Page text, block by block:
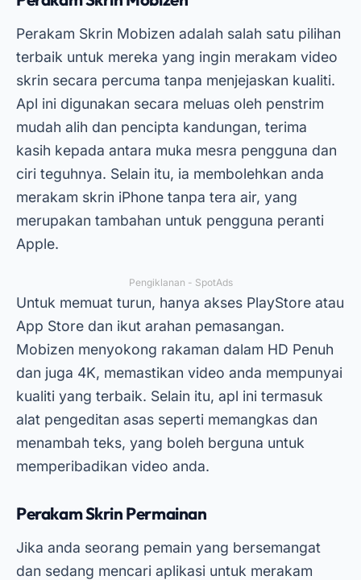
Perakam Skrin Mobizen adalah salah satu pilihan
terbaik untuk mereka yang ingin merakam video
skrin secara percuma tanpa menjejaskan kualiti.
Apl ini digunakan secara meluas oleh penstrim
mudah alih dan pencipta kandungan, terima
kasih kepada antara muka mesra pengguna dan
ciri teguhnya. Selain itu, ia membolehkan anda
merakam skrin iPhone tanpa tera air, yang
merupakan tambahan untuk pengguna peranti
Apple.
Pengiklanan - SpotAds
Untuk memuat turun, hanya akses PlayStore atau
App Store dan ikut arahan pemasangan.
Mobizen menyokong rakaman dalam HD Penuh
dan juga 4K, memastikan video anda mempunyai
kualiti yang terbaik. Selain itu, apl ini termasuk
alat pengeditan asas seperti memangkas dan
menambah teks, yang boleh berguna untuk
memperibadikan video anda.
Perakam Skrin Permainan
Jika anda seorang pemain yang bersemangat
dan sedang mencari aplikasi untuk merakam